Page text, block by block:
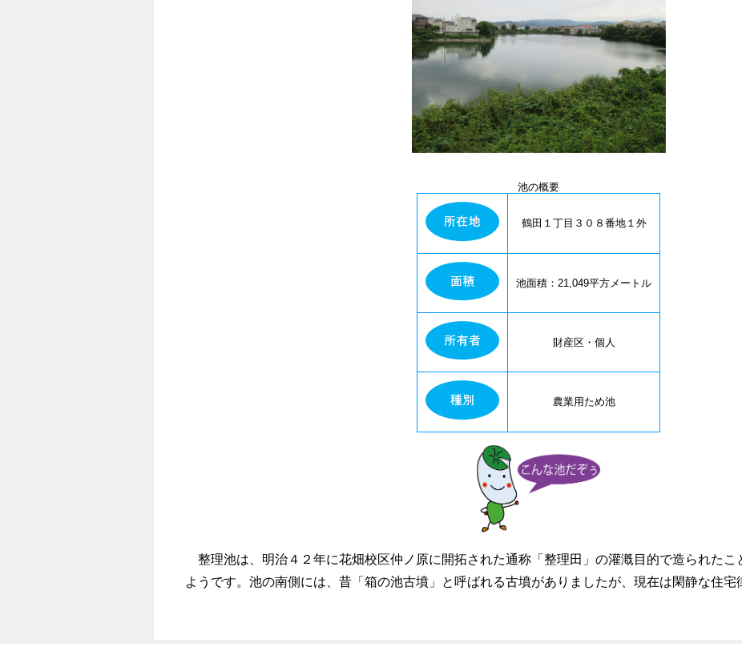
池の概要
鶴田１丁目３０８番地１外
池面積：21,049平方メートル
財産区・個人
農業用ため池
整理池は、明治４２年に花畑校区仲ノ原に開拓された通称「整理田」の灌漑目的で造られたこ
ようです。池の南側には、昔「箱の池古墳」と呼ばれる古墳がありましたが、現在は閑静な住宅